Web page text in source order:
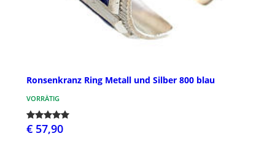
Ronsenkranz Ring Metall und Silber 800 blau
VORRÄTIG
€ 57,90